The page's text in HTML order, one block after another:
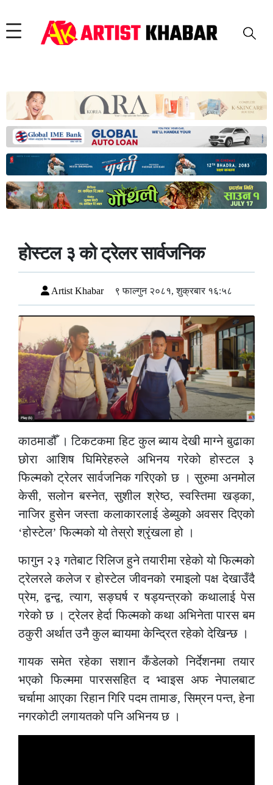
होस्टल ३ को ट्रेलर सार्वजनिक
Artist Khabar ९ फाल्गुन २०८१, शुक्रबार १६:५८
काठमाडौँ । टिकटकमा हिट कुल ब्याय देखी माग्ने बुढाका
छोरा आशिष घिमिरेहरुले अभिनय गरेको होस्टल ३
फिल्मको ट्रेलर सार्वजनिक गरिएको छ । सुरुमा अनमोल
केसी, सलोन बस्नेत, सुशील श्रेष्ठ, स्वस्तिमा खड्का,
नाजिर हुसेन जस्ता कलाकारलाई डेब्युको अवसर दिएको
‘होस्टेल’ फिल्मको यो तेस्रो श्रृंखला हो ।
फागुन २३ गतेबाट रिलिज हुने तयारीमा रहेको यो फिल्मको
ट्रेलरले कलेज र होस्टेल जीवनको रमाइलो पक्ष देखाउँदै
प्रेम, द्वन्द्व, त्याग, सङ्घर्ष र षड्यन्त्रको कथालाई पेस
गरेको छ । ट्रेलर हेर्दा फिल्मको कथा अभिनेता पारस बम
ठकुरी अर्थात उनै कुल ब्वायमा केन्द्रित रहेको देखिन्छ ।
गायक समेत रहेका सशान कँडेलको निर्देशनमा तयार
भएको फिल्ममा पारससहित द भ्वाइस अफ नेपालबाट
चर्चामा आएका रिहान गिरि पदम तामाङ, सिम्रन पन्त, हेना
नगरकोटी लगायतको पनि अभिनय छ ।